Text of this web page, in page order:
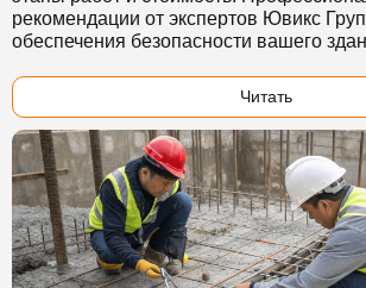
рекомендации от экспертов Ювикс
обеспечения безопасности вашего
Читать